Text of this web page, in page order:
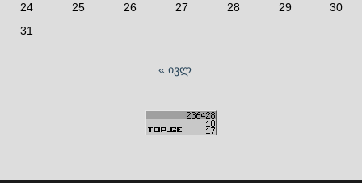
24
25 26 27 28 29
30
31
« ივლ